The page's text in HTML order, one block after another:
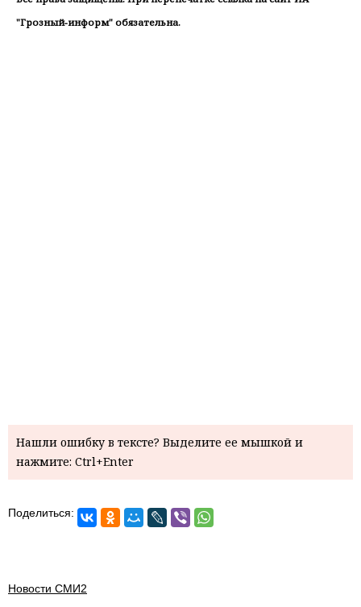
"Грозный-информ" обязательна.
Нашли ошибку в тексте? Выделите ее мышкой и
нажмите: Ctrl+Enter
Поделиться:
Новости СМИ2